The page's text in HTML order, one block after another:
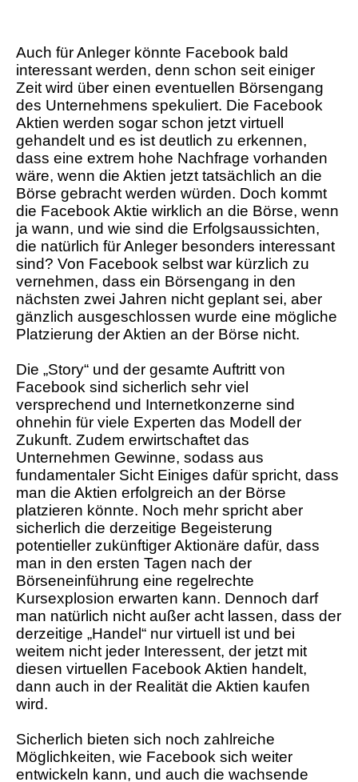
Auch für Anleger könnte Facebook bald
interessant werden, denn schon seit einiger
Zeit wird über einen eventuellen Börsengang
des Unternehmens spekuliert. Die Facebook
Aktien werden sogar schon jetzt virtuell
gehandelt und es ist deutlich zu erkennen,
dass eine extrem hohe Nachfrage vorhanden
wäre, wenn die Aktien jetzt tatsächlich an die
Börse gebracht werden würden. Doch kommt
die Facebook Aktie wirklich an die Börse, wenn
ja wann, und wie sind die Erfolgsaussichten,
die natürlich für Anleger besonders interessant
sind? Von Facebook selbst war kürzlich zu
vernehmen, dass ein Börsengang in den
nächsten zwei Jahren nicht geplant sei, aber
gänzlich ausgeschlossen wurde eine mögliche
Platzierung der Aktien an der Börse nicht.
Die „Story“ und der gesamte Auftritt von
Facebook sind sicherlich sehr viel
versprechend und Internetkonzerne sind
ohnehin für viele Experten das Modell der
Zukunft. Zudem erwirtschaftet das
Unternehmen Gewinne, sodass aus
fundamentaler Sicht Einiges dafür spricht, dass
man die Aktien erfolgreich an der Börse
platzieren könnte. Noch mehr spricht aber
sicherlich die derzeitige Begeisterung
potentieller zukünftiger Aktionäre dafür, dass
man in den ersten Tagen nach der
Börseneinführung eine regelrechte
Kursexplosion erwarten kann. Dennoch darf
man natürlich nicht außer acht lassen, dass der
derzeitige „Handel“ nur virtuell ist und bei
weitem nicht jeder Interessent, der jetzt mit
diesen virtuellen Facebook Aktien handelt,
dann auch in der Realität die Aktien kaufen
wird.
Sicherlich bieten sich noch zahlreiche
Möglichkeiten, wie Facebook sich weiter
entwickeln kann, und auch die wachsende